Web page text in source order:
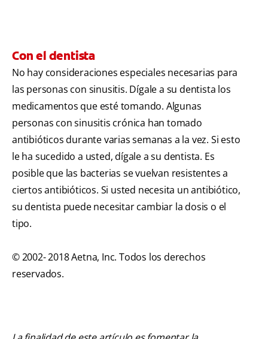
Con el dentista
No hay consideraciones especiales necesarias para
las personas con sinusitis. Dígale a su dentista los
medicamentos que esté tomando. Algunas
personas con sinusitis crónica han tomado
antibióticos durante varias semanas a la vez. Si esto
le ha sucedido a usted, dígale a su dentista. Es
posible que las bacterias se vuelvan resistentes a
ciertos antibióticos. Si usted necesita un antibiótico,
su dentista puede necesitar cambiar la dosis o el
tipo.
© 2002- 2018 Aetna, Inc. Todos los derechos
reservados.